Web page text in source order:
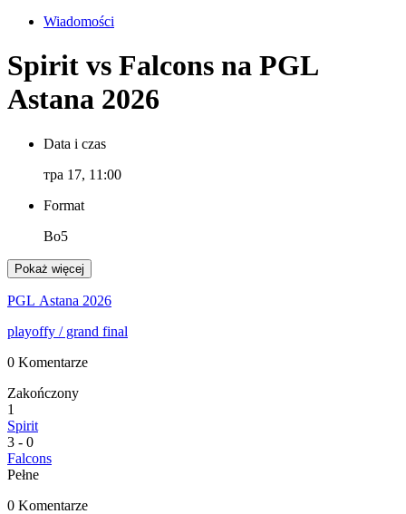
Wiadomości
Spirit vs Falcons na PGL
Astana 2026
Data i czas
тра 17, 11:00
Format
Bo5
Pokaż więcej
PGL Astana 2026
playoffy / grand final
0 Komentarze
Zakończony
1
Spirit
3 - 0
Falcons
Pełne
0 Komentarze